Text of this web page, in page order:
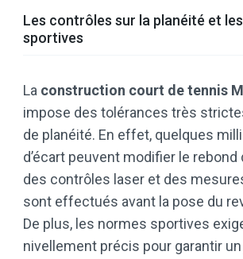
Les contrôles sur la planéité et
sportives
La construction court de tennis
impose des tolérances très
de planéité. En effet, quelques
d’écart peuvent modifier le rebond
des contrôles laser et des
sont effectués avant la pose du
De plus, les normes sportives
nivellement précis pour garantir